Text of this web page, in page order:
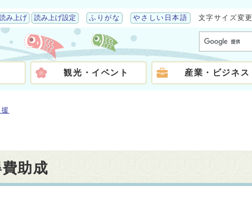
み上げ 読み上げ設定 ふりがな やさしい日本語 文字サイズ変更
観光・イベント 産業・ビジネス
助成